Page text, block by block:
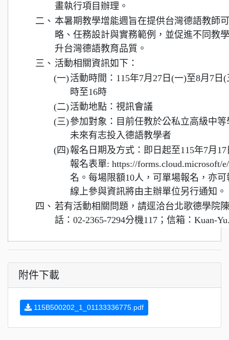
畫執行項目辦理。
二、 本暑期教學增能週旨在提供台灣德語教師
略、任務設計與實務範例，並促進不同教
升台灣德語教育品質。
三、 活動相關資訊如下：
(一)活動時間：115年7月27日(一)至8月7
時至16時
(二)活動地點：視訊會議
(三)參加對象：目前任教於公私立高級中
未來有志投入德語教學者
(四)報名日期及方式：即日起至115年7月
報名表單: https://forms.cloud.microsoft/
名。每場限額10人，可單場報名，亦
線上參與資訊將由主辦單位另行通知。
四、 若有活動相關問題，請逕洽台北歌德學院
話：02-2365-7294分機117；信箱：Kuan-
附件下載
115B500202_1_01133336775.pdf